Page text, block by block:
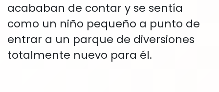
acababan de contar y se sentía
como un niño pequeño a punto de
entrar a un parque de diversiones
totalmente nuevo para él.